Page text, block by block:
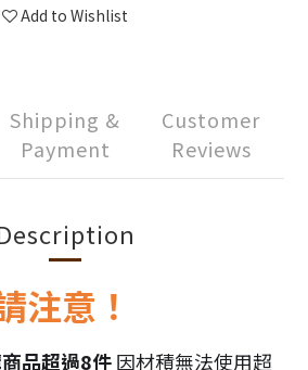
Add to Wishlist
Shipping &
Payment
Customer
Reviews
注意！
品超過8件因材積無法使用超